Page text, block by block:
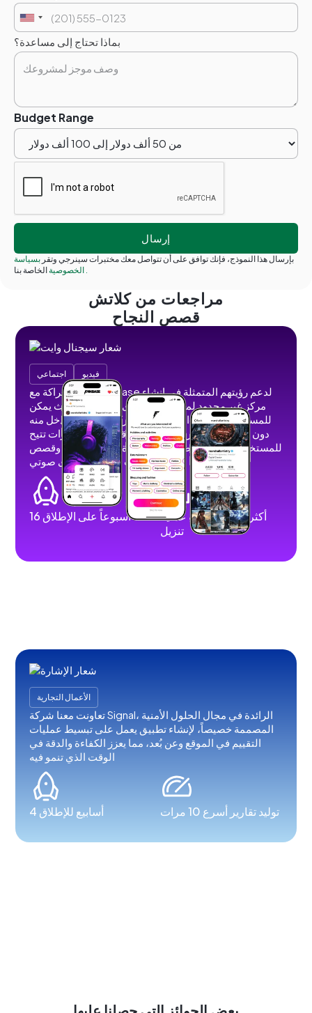
بماذا تحتاج إلى مساعدة؟
Budget Range
بإرسال هذا النموذج، فإنك توافق على أن تتواصل معك مختبرات سينرجي وتقر بسياسة
الخصوصية
مراجعات من كلاتش
قصص النجاح
اجتماعي فيديو
عقدنا شراكة مع Fanbase لدعم رؤيتهم المتمثلة في إنشاء
مركز غير محدود لمنشئي المحتوى الاجتماعي حيث يمكن
للمستخدمين إنشاء المحتوى ومشاركته وتحقيق الدخل منه
دون إعلانات أو حظر الظل أو قيود. قمنا بتطوير ميزات تتيح
للمستخدمين نشر مقاطع فيديو قصيرة وطويلة وصور وقصص
وبث مباشر ومحتوى صوتي.
16 أسبوعاً على الإطلاق
أكثر من 100 ألف عملية
تنزيل
الأعمال التجارية
تعاونت معنا شركة Signal، الرائدة في مجال الحلول الأمنية
المصممة خصيصاً، لإنشاء تطبيق يعمل على تبسيط عمليات
التقييم في الموقع وعن بُعد، مما يعزز الكفاءة والدقة في
الوقت الذي تنمو فيه
4 أسابيع للإطلاق توليد تقارير أسرع 10 مرات